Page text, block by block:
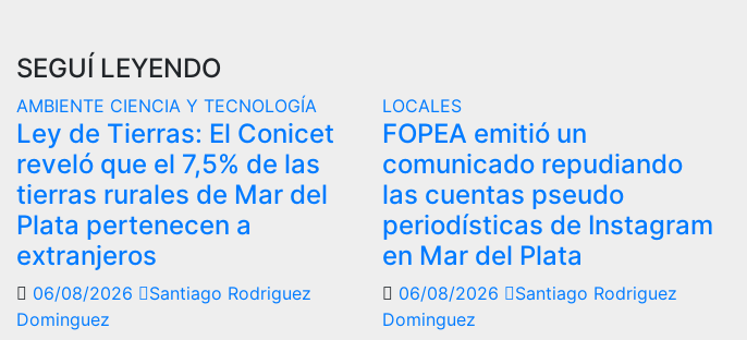
SEGUÍ LEYENDO
AMBIENTE CIENCIA Y TECNOLOGÍA
Ley de Tierras: El Conicet
reveló que el 7,5% de las
tierras rurales de Mar del
Plata pertenecen a
extranjeros
06/08/2026
Santiago Rodriguez
Dominguez
LOCALES
FOPEA emitió un
comunicado repudiando
las cuentas pseudo
periodísticas de Instagram
en Mar del Plata
06/08/2026
Santiago Rodriguez
Dominguez